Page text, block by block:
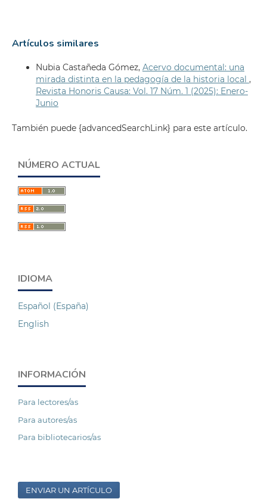
Artículos similares
Nubia Castañeda Gómez, Acervo documental: una
mirada distinta en la pedagogía de la historia local ,
Revista Honoris Causa: Vol. 17 Núm. 1 (2025): Enero-
Junio
También puede {advancedSearchLink} para este artículo.
NÚMERO ACTUAL
IDIOMA
Español (España)
English
INFORMACIÓN
Para lectores/as
Para autores/as
Para bibliotecarios/as
ENVIAR UN ARTÍCULO